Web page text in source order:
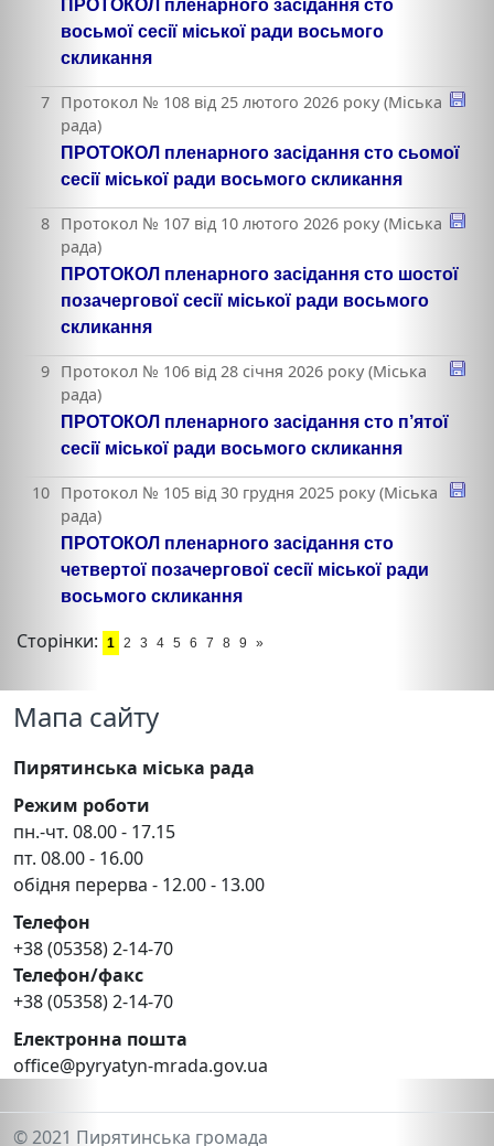
ПРОТОКОЛ пленарного засідання сто
восьмої сесії міської ради восьмого
скликання
7 Протокол № 108 від 25 лютого 2026 року (Міська
рада)
ПРОТОКОЛ пленарного засідання сто сьомої
сесії міської ради восьмого скликання
8 Протокол № 107 від 10 лютого 2026 року (Міська
рада)
ПРОТОКОЛ пленарного засідання сто шостої
позачергової сесії міської ради восьмого
скликання
9 Протокол № 106 від 28 січня 2026 року (Міська
рада)
ПРОТОКОЛ пленарного засідання сто п’ятої
сесії міської ради восьмого скликання
10 Протокол № 105 від 30 грудня 2025 року (Міська
рада)
ПРОТОКОЛ пленарного засідання сто
четвертої позачергової сесії міської ради
восьмого скликання
Сторінки: 1 2 3 4 5 6 7 8 9 »
Мапа сайту
Пирятинська міська рада
Режим роботи
пн.-чт. 08.00 - 17.15
пт. 08.00 - 16.00
обідня перерва - 12.00 - 13.00
Телефон
+38 (05358) 2-14-70
Телефон/факс
+38 (05358) 2-14-70
Електронна пошта
office@pyryatyn-mrada.gov.ua
© 2021 Пирятинська громада